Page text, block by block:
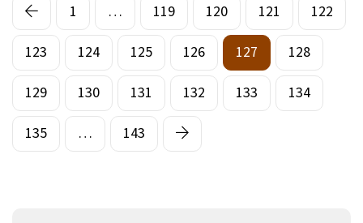
1 … 119 120 121
122
123
124 125 126 127
128
129
130 131 132 133
134
135
… 143